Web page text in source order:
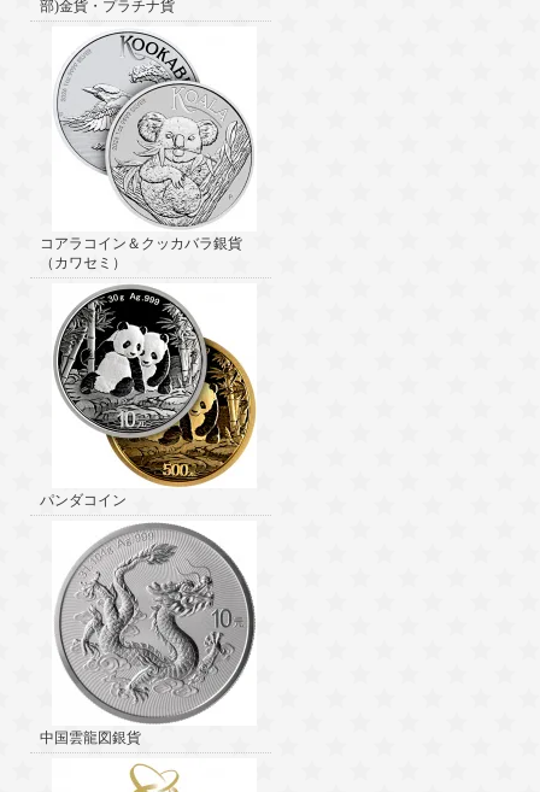
部)金貨・プラチナ貨
コアラコイン＆クッカバラ銀貨
（カワセミ）
パンダコイン
中国雲龍図銀貨